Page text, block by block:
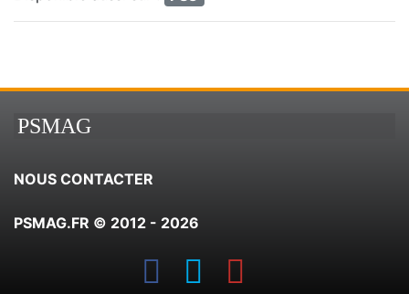
PSMAG
NOUS CONTACTER
PSMAG.FR © 2012 - 2026